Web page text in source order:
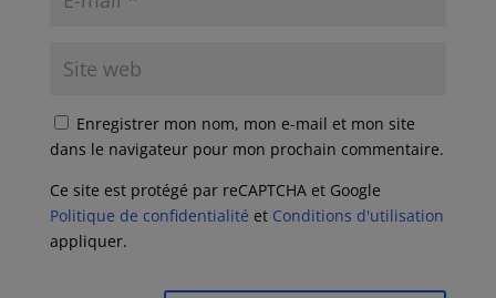
Enregistrer mon nom, mon e-mail et mon site
dans le navigateur pour mon prochain commentaire.
Ce site est protégé par reCAPTCHA et Google
Politique de confidentialité et Conditions d'utilisation
appliquer.